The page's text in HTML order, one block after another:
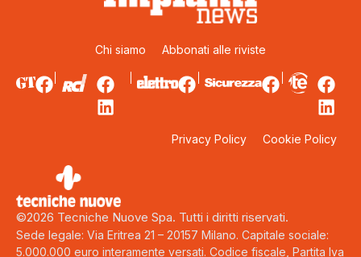
Chi siamo Abbonati alle riviste
Privacy Policy Cookie Policy
©2026 Tecniche Nuove Spa. Tutti i diritti riservati.
Sede legale: Via Eritrea 21 – 20157 Milano. Capitale sociale:
5.000.000 euro interamente versati. Codice fiscale, Partita Iva